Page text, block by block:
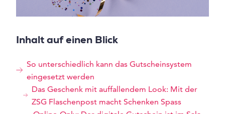
Inhalt auf einen Blick
So unterschiedlich kann das Gutscheinsystem
eingesetzt werden
Das Geschenk mit auffallendem Look: Mit der
ZSG Flaschenpost macht Schenken Spass